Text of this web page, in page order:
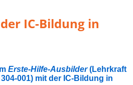
IC-Bildung in
Erste-Hilfe-Ausbilder(Lehrkraft
001) mit der IC-Bildung in